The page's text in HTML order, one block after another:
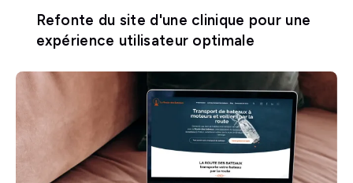
Refonte du site d'une clinique pour une
expérience utilisateur optimale